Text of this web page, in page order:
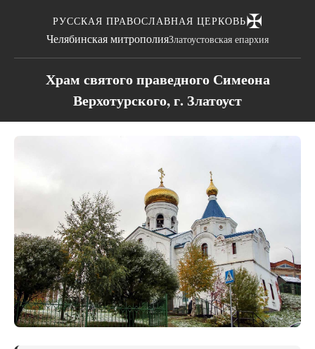
РУССКАЯ ПРАВОСЛАВНАЯ ЦЕРКОВЬ✠
Челябинская митрополияЗлатоустовская епархия
Храм святого праведного Симеона
Верхотурского, г. Златоуст